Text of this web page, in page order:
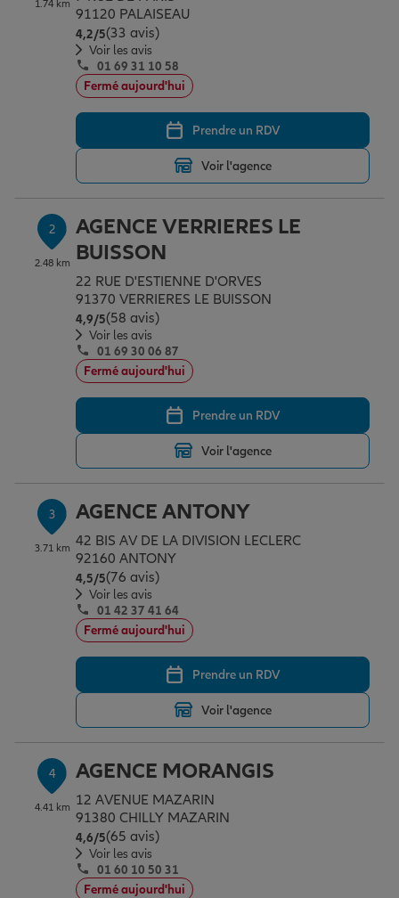
Assurance emprunteur
Prévoyance et dépendance
Assurance animal de compagnie
Protection de la famille
Protection juridique
Épargne & retraite
Plan épargne retraite
Assurance vie
Placements financiers
Investissements immobiliers
Transmission
Vos projets
Partir en vacances
Déménager
Changer de voiture
Départ à la retraite
Préparer l’avenir
Conseil assurance
Outre-mer
Assurance auto
Assurance habitation
Le Pack Famille
Garantie des accidents de la vie
Assurance scolaire
Protection juridique
Tous nos devis d'assurance
Professionnels
Allianz en France
1.74 km
91120 PALAISEAU
4,2/5Note de 4.2 sur 5
(33 avis)
Voir les avis
01 69 31 10 58
Fermé aujourd'hui
Prendre un RDV
Voir l'agence
2
2.48 km
AGENCE VERRIERES LE
BUISSON
22 RUE D'ESTIENNE D'ORVES
91370 VERRIERES LE BUISSON
4,9/5Note de 4.9 sur 5
(58 avis)
Voir les avis
01 69 30 06 87
Fermé aujourd'hui
Prendre un RDV
Voir l'agence
3
3.71 km
AGENCE ANTONY
42 BIS AV DE LA DIVISION LECLERC
92160 ANTONY
4,5/5Note de 4.5 sur 5
(76 avis)
Voir les avis
01 42 37 41 64
Fermé aujourd'hui
Prendre un RDV
Voir l'agence
4
4.41 km
AGENCE MORANGIS
12 AVENUE MAZARIN
91380 CHILLY MAZARIN
4,6/5Note de 4.6 sur 5
(65 avis)
Voir les avis
01 60 10 50 31
Fermé aujourd'hui